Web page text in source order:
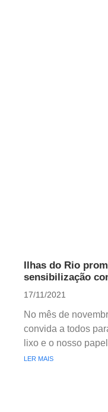
Ilhas do Rio
sensibilização
17/11/2021
No mês de
convida a todos
lixo e o nosso
LER MAIS